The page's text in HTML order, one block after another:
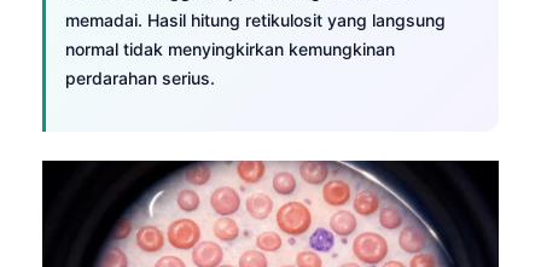
memadai. Hasil hitung retikulosit yang langsung
normal tidak menyingkirkan kemungkinan
perdarahan serius.